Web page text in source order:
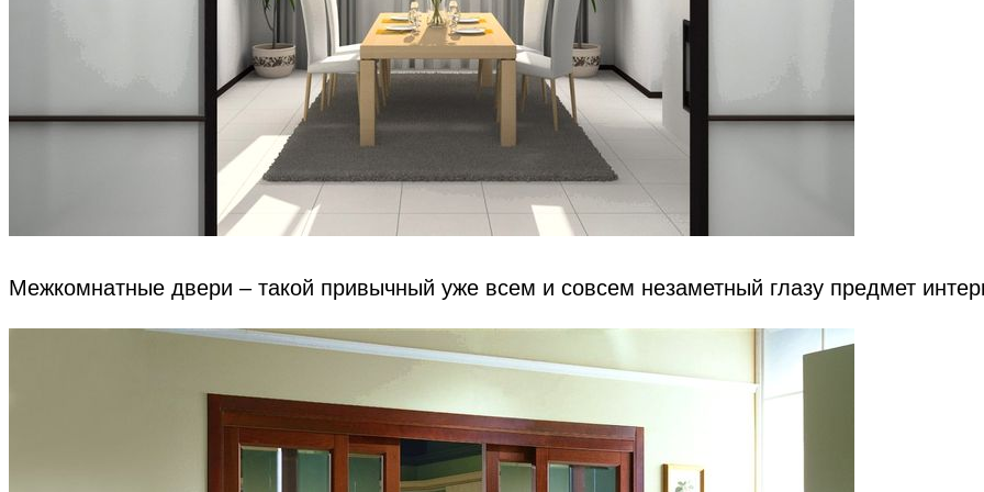
Межкомнатные двери – такой привычный уже всем и совсем незаметный глазу предмет